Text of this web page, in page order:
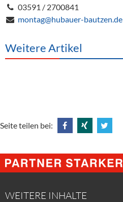
03591 / 2700841
montag@hubauer-bautzen.de
Weitere Artikel
Seite teilen bei:
@
Facebook
@
Xing
@
Twitter
WEITERE INHALTE